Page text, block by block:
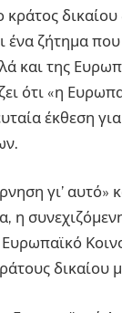
ένα ζήτημα
και της
ότι «η
έκθεση
γι’ αυτό»
η
δικαίου